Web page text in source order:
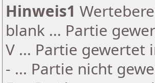
Hinweis1
blank ... Partie
V ... Partie gewertet
- ... Partie nicht